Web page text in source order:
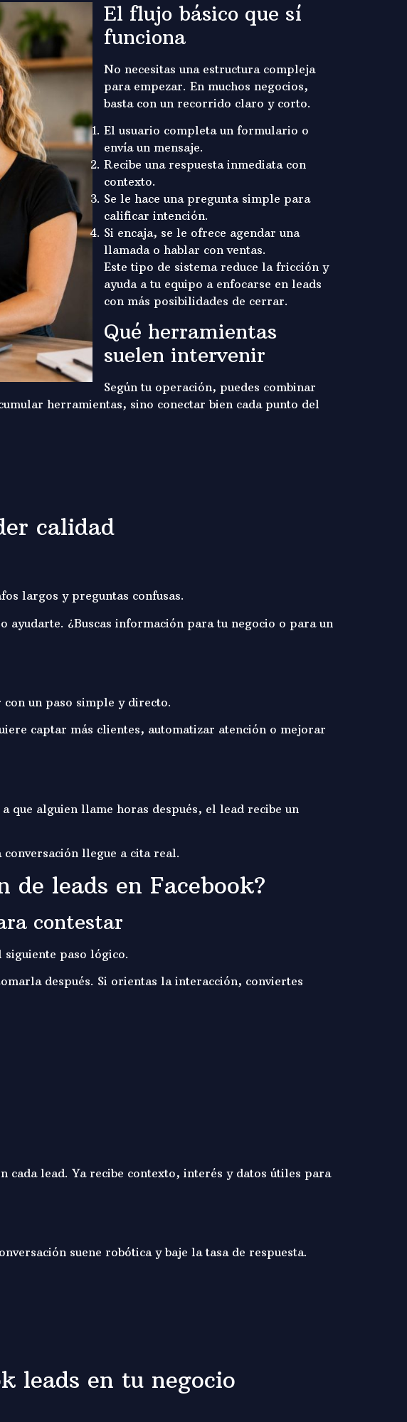
El flujo básico que sí
funciona
No necesitas una estructura compleja
para empezar. En muchos negocios,
basta con un recorrido claro y corto.
El usuario completa un formulario o
envía un mensaje.
Recibe una respuesta inmediata con
contexto.
Se le hace una pregunta simple para
calificar intención.
Si encaja, se le ofrece agendar una
llamada o hablar con ventas.
Este tipo de sistema reduce la fricción y
ayuda a tu equipo a enfocarse en leads
con más posibilidades de cerrar.
Qué herramientas
suelen intervenir
Según tu operación, puedes combinar
herramientas, sino conectar bien cada punto del
calidad
largos y preguntas confusas.
¿Buscas información para tu negocio o para un
con un paso simple y directo.
captar más clientes, automatizar atención o mejorar
que alguien llame horas después, el lead recibe un
llegue a cita real.
de leads en Facebook?
contestar
paso lógico.
después. Si orientas la interacción, conviertes
cada lead. Ya recibe contexto, interés y datos útiles para
suene robótica y baje la tasa de respuesta.
leads en tu negocio